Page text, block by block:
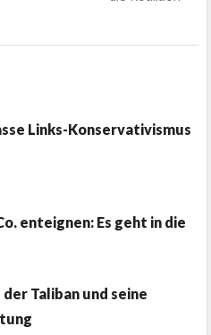
Links-Konservativismus
enteignen: Es geht in die
Taliban und seine